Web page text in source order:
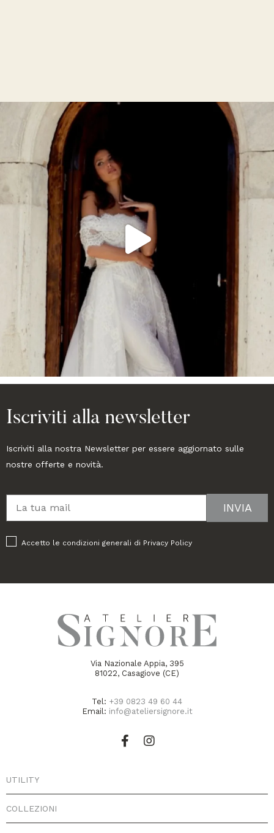
Iscriviti alla newsletter
Iscriviti alla nostra Newsletter per essere aggiornato sulle
nostre offerte e novità.
Accetto le condizioni generali di Privacy Policy
Via Nazionale Appia, 395
81022, Casagiove (CE)
Tel: +39 0823 49 60 44
Email: info@ateliersignore.it
UTILITY
COLLEZIONI